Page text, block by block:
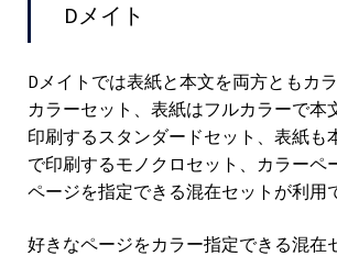
Dメイト
Dメイトでは表紙と本文を両方ともカ
カラーセット、表紙はフルカラーで本
印刷するスタンダードセット、表紙も
で印刷するモノクロセット、カラーペ
ページを指定できる混在セットが利用
好きなページをカラー指定できる混在